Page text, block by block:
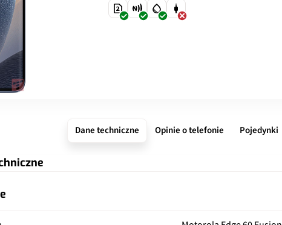
Dane techniczne Opinie o telefonie Pojedynki